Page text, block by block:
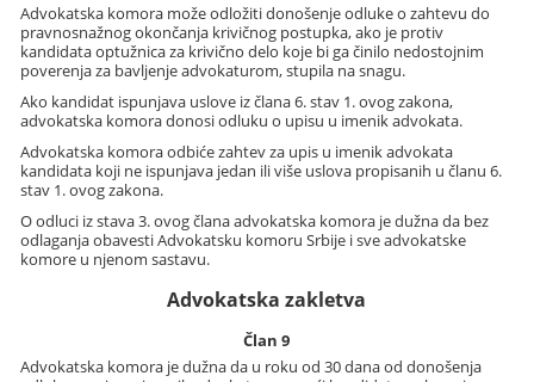
Advokatska komora može odložiti donošenje odluke o zahtevu do
pravnosnažnog okončanja krivičnog postupka, ako je protiv
kandidata optužnica za krivično delo koje bi ga činilo nedostojnim
poverenja za bavljenje advokaturom, stupila na snagu.
Ako kandidat ispunjava uslove iz člana 6. stav 1. ovog zakona,
advokatska komora donosi odluku o upisu u imenik advokata.
Advokatska komora odbiće zahtev za upis u imenik advokata
kandidata koji ne ispunjava jedan ili više uslova propisanih u članu 6.
stav 1. ovog zakona.
O odluci iz stava 3. ovog člana advokatska komora je dužna da bez
odlaganja obavesti Advokatsku komoru Srbije i sve advokatske
komore u njenom sastavu.
Advokatska zakletva
Član 9
Advokatska komora je dužna da u roku od 30 dana od donošenja